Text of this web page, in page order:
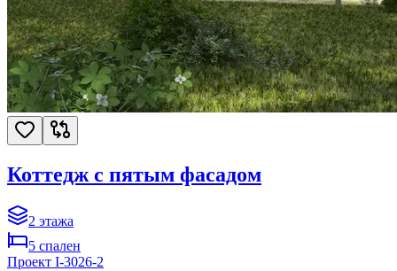
Коттедж с пятым фасадом
2 этажа
5 спален
Проект I-3026-2